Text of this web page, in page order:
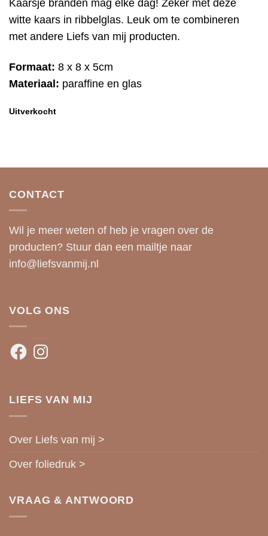
Kaarsje branden mag elke dag! Zeker met deze
witte kaars in ribbelglas. Leuk om te combineren
met andere Liefs van mij producten.
Formaat: 8 x 8 x 5cm
Materiaal: paraffine en glas
Uitverkocht
CONTACT
Wil je meer weten of heb je vragen over de
producten? Stuur dan een mailtje naar
info@liefsvanmij.nl
VOLG ONS
FacebookInstagram
LIEFS VAN MIJ
Over Liefs van mij >
Over foliedruk >
VRAAG & ANTWOORD